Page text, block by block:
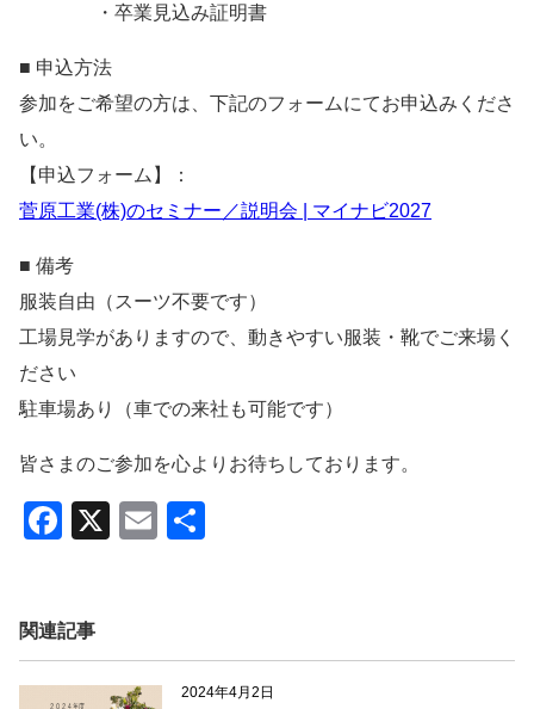
・卒業見込み証明書
■ 申込方法
参加をご希望の方は、下記のフォームにてお申込みくださ
い。
【申込フォーム】：
菅原工業(株)のセミナー／説明会 | マイナビ2027
■ 備考
服装自由（スーツ不要です）
工場見学がありますので、動きやすい服装・靴でご来場く
ださい
駐車場あり（車での来社も可能です）
皆さまのご参加を心よりお待ちしております。
F
e
b
X
E
関連記事
2024年4月2日